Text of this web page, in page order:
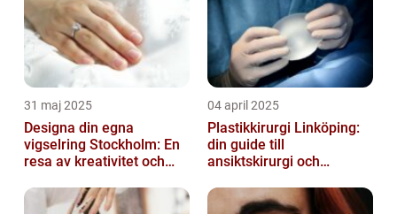
31 maj 2025
Designa din egna
vigselring Stockholm: En
resa av kreativitet och
04 april 2025
Plastikkirurgi Linköping:
din guide till
ansiktskirurgi och